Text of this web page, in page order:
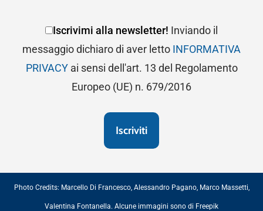
Iscrivimi alla newsletter! Inviando il
messaggio dichiaro di aver letto INFORMATIVA
PRIVACYai sensi dell'art. 13 del Regolamento
Europeo (UE) n. 679/2016
Photo Credits: Marcello Di Francesco, Alessandro Pagano, Marco Massetti
Valentina Fontanella. Alcune immagini sono di Freepik